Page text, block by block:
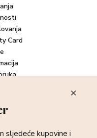
Card
i ekskluzivnim
sljedeće kupovine i